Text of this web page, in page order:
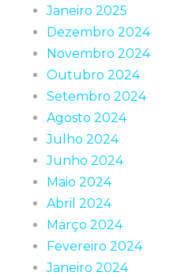
Janeiro 2025
Dezembro 2024
Novembro 2024
Outubro 2024
Setembro 2024
Agosto 2024
Julho 2024
Junho 2024
Maio 2024
Abril 2024
Março 2024
Fevereiro 2024
Janeiro 2024